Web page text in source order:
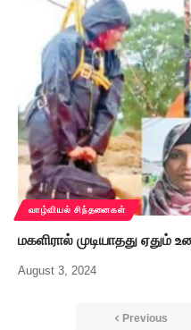
வாழ்வியல் சிந்தனைகள்
மகளிரால் முடியாதது ஏதும்
August 3, 2024
Previous